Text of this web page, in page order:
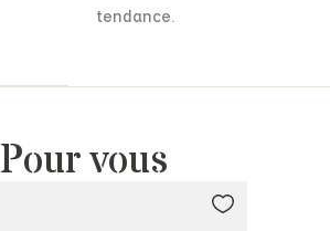
tendance.
Pour vous